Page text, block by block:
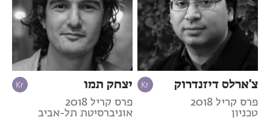
צ'ארלס דיזנדרוק
פרס קריל 2018
טכניון
יצחק תמו
פרס קריל 2018
אוניברסיטת תל-אביב